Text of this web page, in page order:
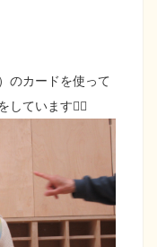
のカードを使って
しています☝🏻